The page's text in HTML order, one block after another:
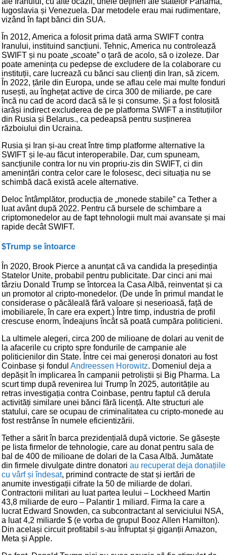
Iugoslavia și Venezuela. Dar metodele erau mai rudimentare,
vizând în fapt bănci din SUA.
În 2012, America a folosit prima dată arma SWIFT contra
Iranului, instituind sancțiuni. Tehnic, America nu controlează
SWIFT și nu poate „scoate” o țară de acolo, să o izoleze. Dar
poate amenința cu pedepse de excludere de la colaborare cu
instituții, care lucrează cu bănci sau clienți din Iran, să zicem.
În 2022, țările din Europa, unde se aflau cele mai multe fonduri
rusești, au înghețat active de circa 300 de miliarde, pe care
încă nu cad de acord dacă să le și consume. Și a fost folosită
iarăși indirect excluderea de pe platforma SWIFT a instituțiilor
din Rusia și Belarus., ca pedeapsă pentru susținerea
războiului din Ucraina.
Rusia și Iran și-au creat între timp platforme alternative la
SWIFT și le-au făcut interoperabile. Dar, cum spuneam,
sancțiunile contra lor nu vin propriu-zis din SWIFT, ci din
amenințări contra celor care le folosesc, deci situația nu se
schimbă dacă există acele alternative.
Deloc întâmplător, producția de „monede stabile” ca Tether a
luat avânt după 2022. Pentru că bursele de schimbare a
criptomonedelor au de fapt tehnologii mult mai avansate și mai
rapide decât SWIFT.
$Trump se întoarce
În 2020, Brook Pierce a anunțat că va candida la președinția
Statelor Unite, probabil pentru publicitate. Dar cinci ani mai
târziu Donald Trump se întorcea la Casa Albă, reinventat și ca
un promotor al cripto-monedelor. (De unde în primul mandat le
considerase o păcăleală fără valoare și neserioasă, față de
imobiliarele, în care era expert.) Între timp, industria de profil
crescuse enorm, îndeajuns încât să poată cumpăra politicieni.
La ultimele alegeri, circa 200 de milioane de dolari au venit de
la afacerile cu cripto spre fondurile de campanie ale
politicienilor din State. Între cei mai generoși donatori au fost
Coinbase și fondul Andreessen Horowitz. Domeniul deja a
depășit în implicarea în campanii petroliștii și Big Pharma. La
scurt timp după revenirea lui Trump în 2025, autoritățile au
retras investigația contra Coinbase, pentru faptul că derula
activități similare unei bănci fără licență. Alte structuri ale
statului, care se ocupau de criminalitatea cu cripto-monede au
fost restrânse în numele eficientizării.
Tether a sărit în barca prezidențială după victorie. Se găsește
pe lista firmelor de tehnologie, care au donat pentru sala de
bal de 400 de milioane de dolari de la Casa Albă. Jumătate
din firmele divulgate dintre donatori au recuperat deja donațiile
cu vârf și îndesat, primind contracte de stat și iertări de
anumite investigații cifrate la 50 de miliarde de dolari.
Contractorii militari au luat partea leului – Lockheed Martin
43,8 miliarde de euro – Palantir 1 miliard. Firma la care a
lucrat Edward Snowden, ca subcontractant al serviciului NSA,
a luat 4,2 miliarde $ (e vorba de grupul Booz Allen Hamilton).
Din același circuit profitabil s-au înfruptat și giganții Amazon,
Meta și Apple.